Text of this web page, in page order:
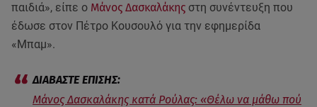
παιδιά», είπε ο Μάνος Δασκαλάκης στη συνέντευξη που
έδωσε στον Πέτρο Κουσουλό για την εφημερίδα
«Μπαμ».
Μάνος Δασκαλάκης κατά Ρούλας: «Θέλω να μάθω πού